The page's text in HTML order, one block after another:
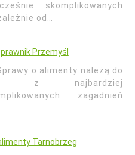
skomplikowanych
od…
Przemyśl
o alimenty należą do
z najbardziej
zagadnień
Tarnobrzeg